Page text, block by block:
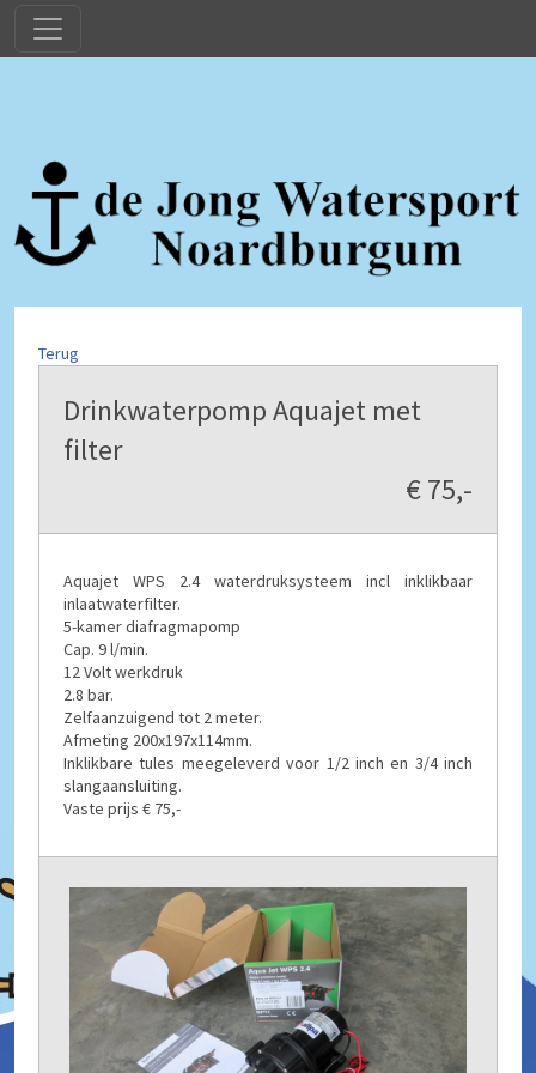
Terug
Drinkwaterpomp Aquajet met
filter
€ 75,-
Aquajet WPS 2.4 waterdruksysteem incl inklikbaar
inlaatwaterfilter.
5-kamer diafragmapomp
Cap. 9 l/min.
12 Volt werkdruk
2.8 bar.
Zelfaanzuigend tot 2 meter.
Afmeting 200x197x114mm.
Inklikbare tules meegeleverd voor 1/2 inch en 3/4 inch
slangaansluiting.
Vaste prijs € 75,-